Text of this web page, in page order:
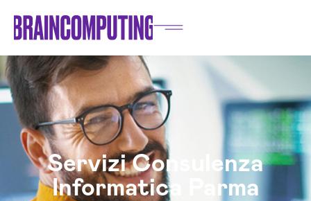
Servizi Consulenza
Informatica Parma